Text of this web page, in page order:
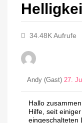
34.48K Aufrufe
Andy (Gast) 27.
Hallo zusammen,
Hilfe, seit
eingeschalteten